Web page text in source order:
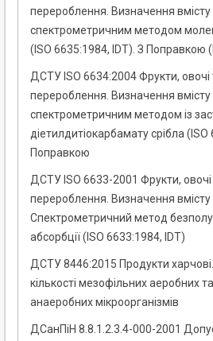
перероблення. Визначення вмісту
спектрометричним методом
(ISO 6635:1984, IDT). З Поправкою
ДСТУ ISO 6634:2004 Фрукти, овочі
перероблення. Визначення
спектрометричним методом із
діетилдитіокарбамату срібла
Поправкою
ДСТУ ISO 6633-2001 Фрукти, овочі
перероблення. Визначення
Спектрометричний метод
абсорбції (ISO 6633:1984, IDT)
ДСТУ 8446:2015 Продукти
кількості мезофільних аеробних
анаеробних мікроорганізмів
ДСанПіН 8.8.1.2.3.4-000-2001